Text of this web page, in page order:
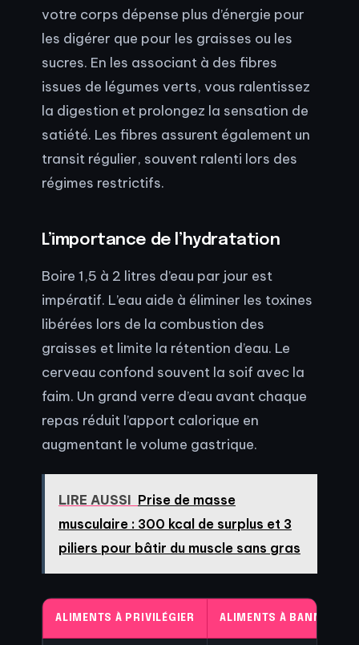
votre corps dépense plus d’énergie pour
les digérer que pour les graisses ou les
sucres. En les associant à des fibres
issues de légumes verts, vous ralentissez
la digestion et prolongez la sensation de
satiété. Les fibres assurent également un
transit régulier, souvent ralenti lors des
régimes restrictifs.
L’importance de l’hydratation
Boire 1,5 à 2 litres d’eau par jour est
impératif. L’eau aide à éliminer les toxines
libérées lors de la combustion des
graisses et limite la rétention d’eau. Le
cerveau confond souvent la soif avec la
faim. Un grand verre d’eau avant chaque
repas réduit l’apport calorique en
augmentant le volume gastrique.
LIRE AUSSI Prise de masse
musculaire : 300 kcal de surplus et 3
piliers pour bâtir du muscle sans gras
ALIMENTS À PRIVILÉGIER ALIMENTS À BANNIR